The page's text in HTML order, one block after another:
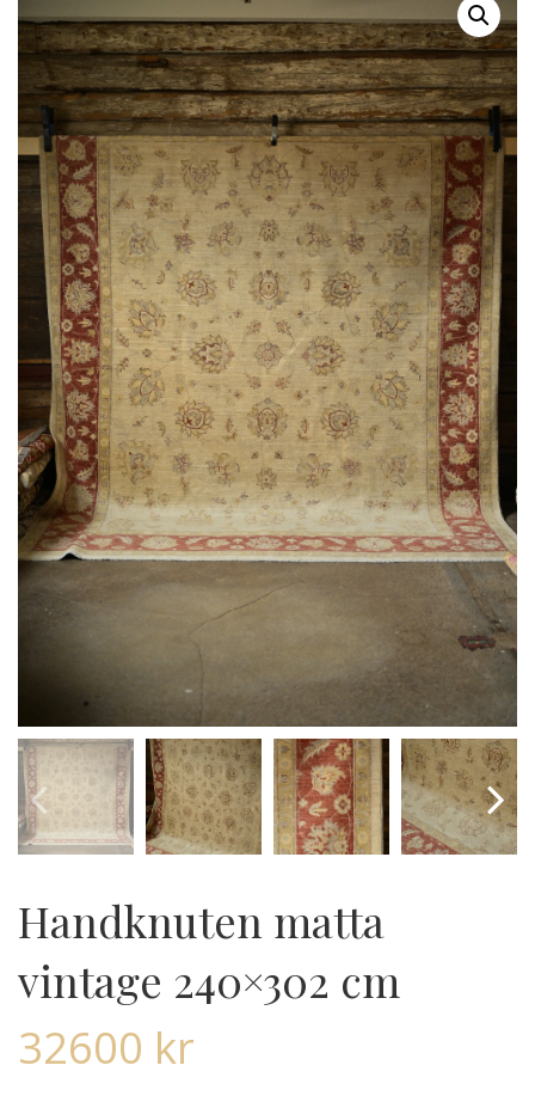
Handknuten matta
vintage 240×302 cm
32600 kr